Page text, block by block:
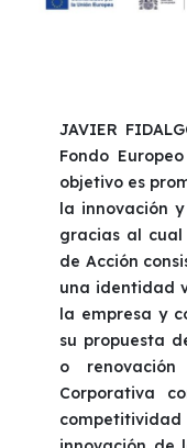
JAVIER
Fondo
objetivo es
la innovación
gracias al cual
de Acción
una identidad
la empresa y
su propuesta
o
Corporativa